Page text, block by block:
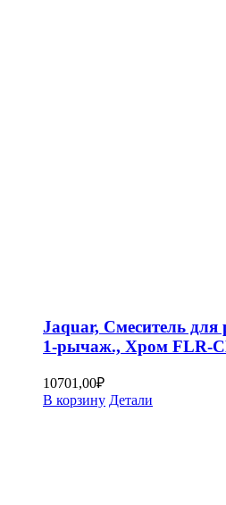
Jaquar, Смеситель
1-рычаж., Хром FLR-
10701,00₽
В корзину Детали